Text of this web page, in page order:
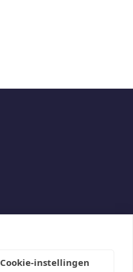
Cookie-instellingenSocial